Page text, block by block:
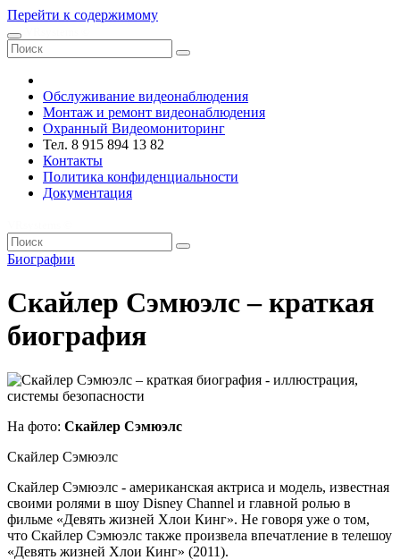
Перейти к содержимому
Обслуживание видеонаблюдения
Монтаж и ремонт видеонаблюдения
Охранный Видеомониторинг
Тел. 8 915 894 13 82
Контакты
Политика конфиденциальности
Документация
Биографии
Скайлер Сэмюэлс – краткая
биография
На фото: Скайлер Сэмюэлс
Скайлер Сэмюэлс
Скайлер Сэмюэлс - американская актриса и модель, известная
своими ролями в шоу Disney Channel и главной ролью в
фильме «Девять жизней Хлои Кинг». Не говоря уже о том,
что Скайлер Сэмюэлс также произвела впечатление в телешоу
«Девять жизней Хлои Кинг» (2011).